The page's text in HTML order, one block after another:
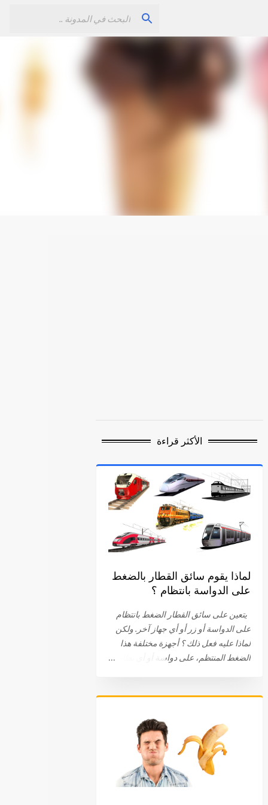
الأكثر قراءة
لماذا يقوم سائق القطار بالضغط
على الدواسة بانتظام ؟
يتعين على سائق القطار الضغط بانتظام
على الدواسة أو زر أو أي جهاز آخر. ولكن
لماذا عليه فعل ذلك ؟ أجهزة مختلفة هذا
الضغط المنتظم، على دواسة أو أي نظام
الجهاز باختلاف الشركات . في البداية، كان
على الدواسة. اليوم، يتم الضغط على
الدواسة، عند نقطة معينة، ثم الضغط عليها
مرة أخرى. في بعض الحالات، يتعين على
السائق الضغط على زر. في بعض الأحيان
يتم توصيل الجهاز بعجلة القيادة أو المقود.